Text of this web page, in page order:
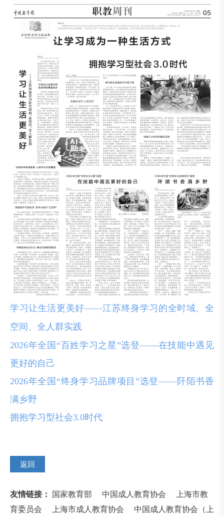
学习让生活更美好——江苏终身学习的全时域、全
空间、全人群实践
2026年全国“百姓学习之星”选登——在技能中遇见
更好的自己
2026年全国“终身学习品牌项目”选登——阡陌书香
满乡野
拥抱学习型社会3.0时代
返回
友情链接： 国家教育部 中国成人教育协会
上海市教
育委员会
上海市成人教育协会 中国成人教育协会（上